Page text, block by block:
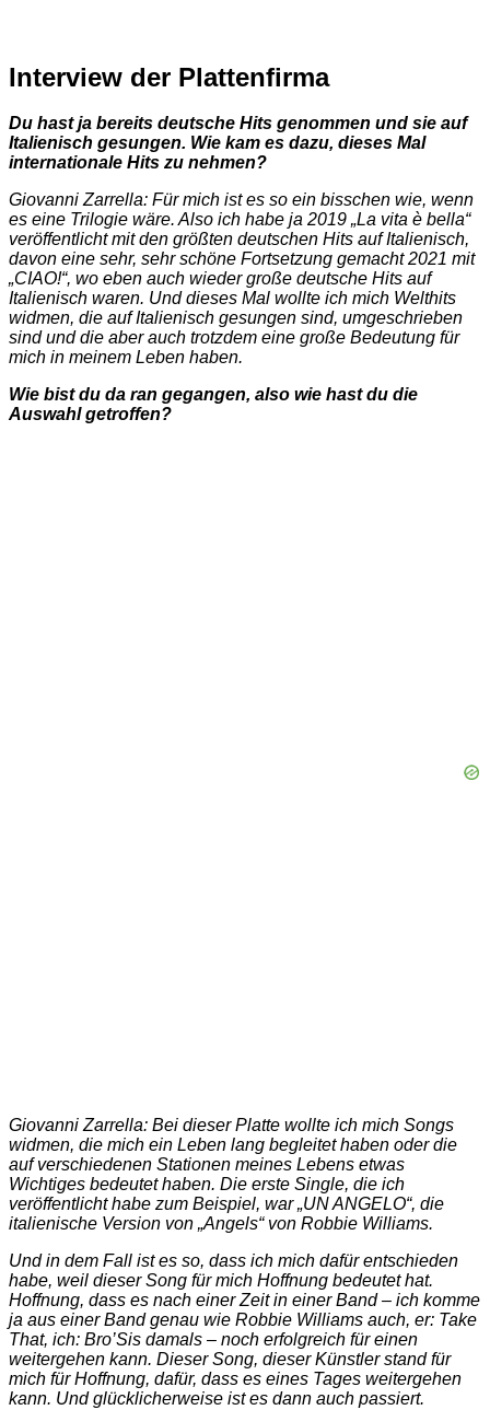
Interview der Plattenfirma
Du hast ja bereits deutsche Hits genommen und sie auf
Italienisch gesungen. Wie kam es dazu, dieses Mal
internationale Hits zu nehmen?
Giovanni Zarrella: Für mich ist es so ein bisschen wie, wenn
es eine Trilogie wäre. Also ich habe ja 2019 „La vita è bella“
veröffentlicht mit den größten deutschen Hits auf Italienisch,
davon eine sehr, sehr schöne Fortsetzung gemacht 2021 mit
„CIAO!“, wo eben auch wieder große deutsche Hits auf
Italienisch waren. Und dieses Mal wollte ich mich Welthits
widmen, die auf Italienisch gesungen sind, umgeschrieben
sind und die aber auch trotzdem eine große Bedeutung für
mich in meinem Leben haben.
Wie bist du da ran gegangen, also wie hast du die
Auswahl getroffen?
Giovanni Zarrella: Bei dieser Platte wollte ich mich Songs
widmen, die mich ein Leben lang begleitet haben oder die
auf verschiedenen Stationen meines Lebens etwas
Wichtiges bedeutet haben. Die erste Single, die ich
veröffentlicht habe zum Beispiel, war „UN ANGELO“, die
italienische Version von „Angels“ von Robbie Williams.
Und in dem Fall ist es so, dass ich mich dafür entschieden
habe, weil dieser Song für mich Hoffnung bedeutet hat.
Hoffnung, dass es nach einer Zeit in einer Band – ich komme
ja aus einer Band genau wie Robbie Williams auch, er: Take
That, ich: Bro’Sis damals – noch erfolgreich für einen
weitergehen kann. Dieser Song, dieser Künstler stand für
mich für Hoffnung, dafür, dass es eines Tages weitergehen
kann. Und glücklicherweise ist es dann auch passiert.